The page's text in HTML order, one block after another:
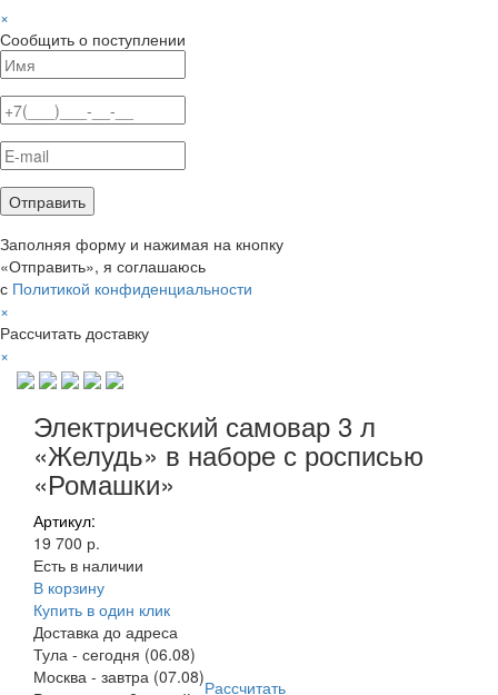
×
Сообщить о поступлении
Заполняя форму и нажимая на кнопку
«Отправить», я соглашаюсь
с Политикой конфиденциальности
×
Рассчитать доставку
×
Электрический самовар 3 л
«Желудь» в наборе с росписью
«Ромашки»
Артикул:
19 700 р.
Есть в наличии
В корзину
Купить в один клик
Доставка до адреса
Тула - сегодня (06.08)
Москва - завтра (07.08)Рассчитать